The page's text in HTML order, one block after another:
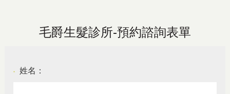
毛爵生髮診所-預約諮詢表單
● 姓名：